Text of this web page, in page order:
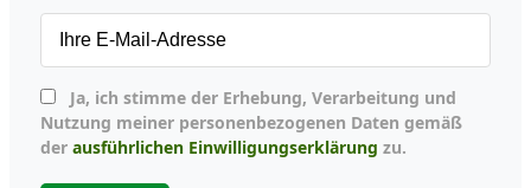
Nutzung meiner personenbezogenen Daten gemäß
der ausführlichen Einwilligungserklärung zu.